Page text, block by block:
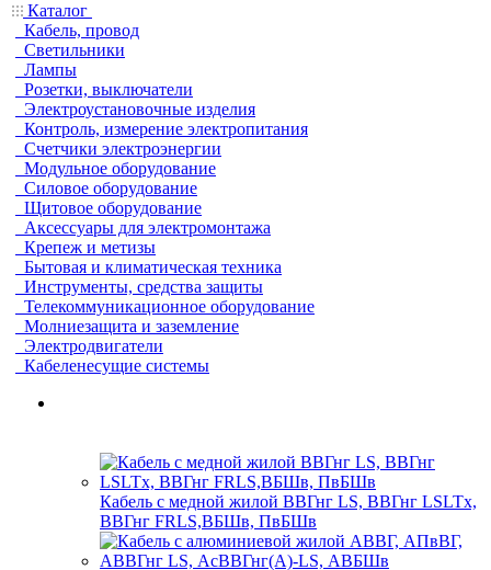
Каталог
Кабель, провод
Светильники
Лампы
Розетки, выключатели
Электроустановочные изделия
Контроль, измерение электропитания
Счетчики электроэнергии
Модульное оборудование
Силовое оборудование
Щитовое оборудование
Аксессуары для электромонтажа
Крепеж и метизы
Бытовая и климатическая техника
Инструменты, средства защиты
Телекоммуникационное оборудование
Молниезащита и заземление
Электродвигатели
Кабеленесущие системы
Кабель с медной жилой ВВГнг LS, ВВГнг LSLTx,
ВВГнг FRLS,ВБШв, ПвБШв